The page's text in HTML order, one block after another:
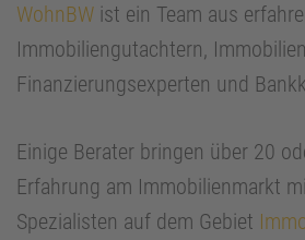
WohnBW ist ein Team aus
Immobiliengutachtern,
Finanzierungsexperten und
Einige Berater bringen über 20
Erfahrung am Immobilienmarkt
Spezialisten auf dem Gebiet